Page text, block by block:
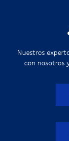
Nuestros
con nosotros